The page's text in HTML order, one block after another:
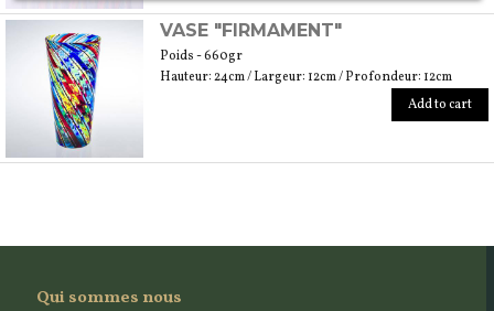
VASE "FIRMAMENT"
Poids - 660gr
Hauteur: 24cm / Largeur: 12cm / Profondeur: 12cm
Add to cart
Qui sommes nous